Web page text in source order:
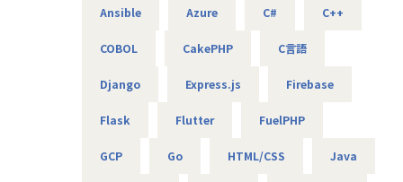
を前提としています。
★転勤がない会社
範囲でプロジェクトを選定。
Ansible Azure C# C++
COBOL CakePHP C言語
Django Express.js Firebase
Flask Flutter FuelPHP
GCP Go HTML/CSS Java